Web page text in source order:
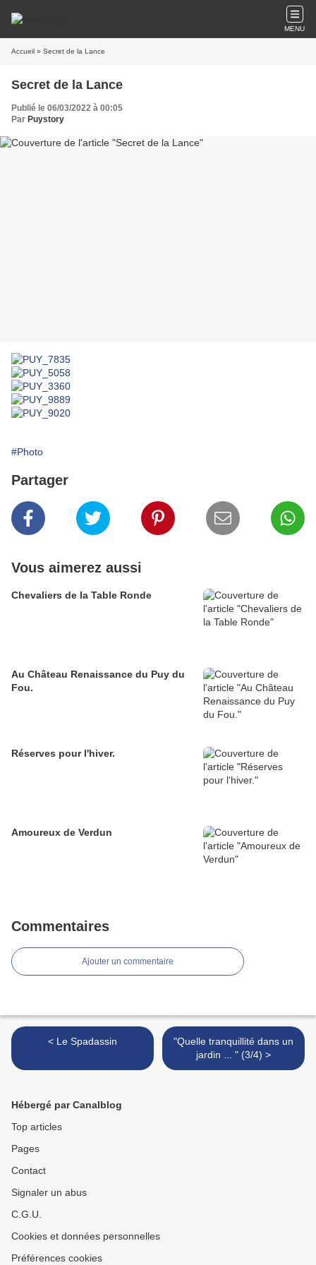
MENU
Accueil » Secret de la Lance
Secret de la Lance
Publié le 06/03/2022 à 00:05
Par Puystory
#Photo
Partager
Vous aimerez aussi
Chevaliers de la Table Ronde
Au Château Renaissance du Puy du
Fou.
Réserves pour l'hiver.
Amoureux de Verdun
Commentaires
Ajouter un commentaire
< Le Spadassin
"Quelle tranquillité dans un
jardin ... " (3/4) >
Hébergé par Canalblog
Top articles
Pages
Contact
Signaler un abus
C.G.U.
Cookies et données personnelles
Préférences cookies